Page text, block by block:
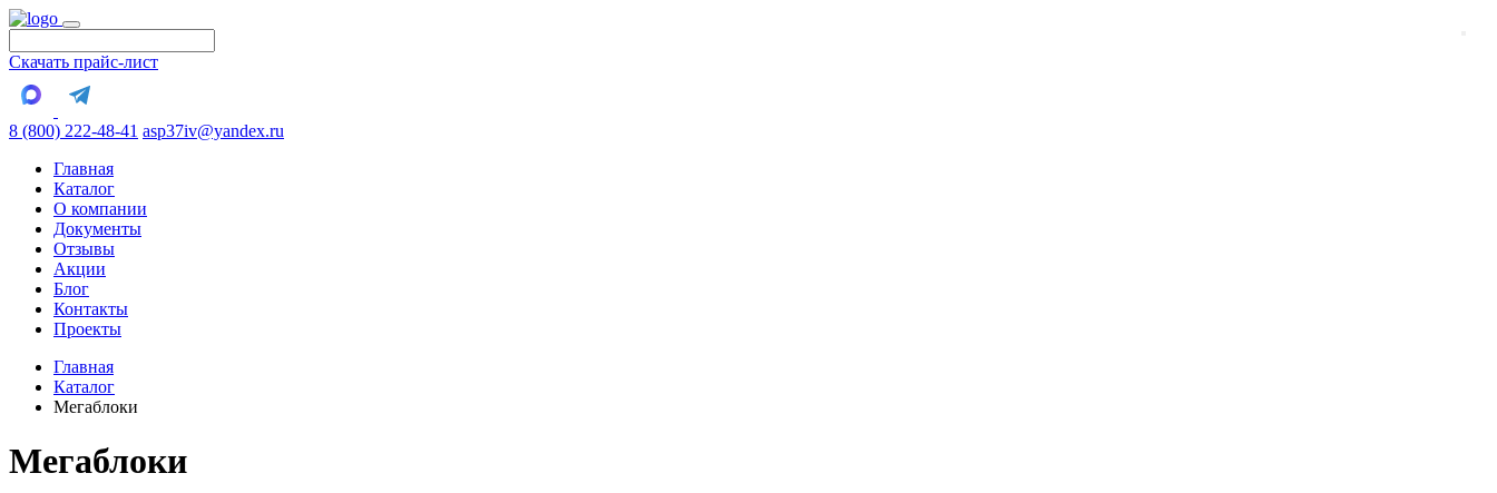
Скачать прайс-лист
8 (800) 222-48-41 asp37iv@yandex.ru
Главная
Каталог
О компании
Документы
Отзывы
Акции
Блог
Контакты
Проекты
Главная
Каталог
Мегаблоки
Мегаблоки